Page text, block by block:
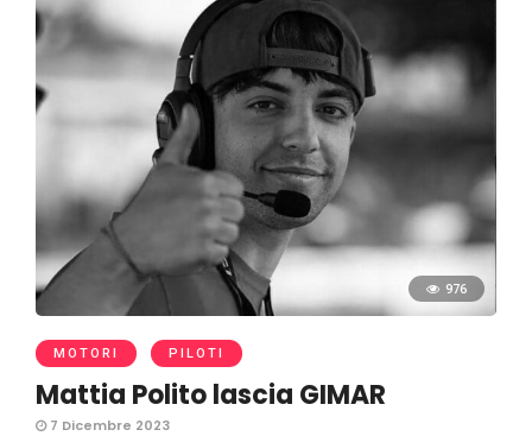
976
MOTORI PILOTI
Mattia Polito lascia GIMAR
7 Dicembre 2023